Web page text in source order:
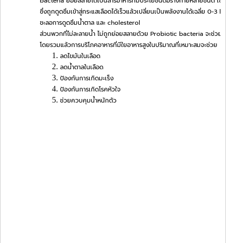
ซึ่งถูกดูดซึมเข้าสู่กระแสเลือดได้เร็วแล้วเปลี่ยนเป็นพลังงานได้เฉลี่ย 0-3
ชะลอการดูดซึมน้ำตาล และ cholesterol
ส่วนพวกที่ไม่ละลายน้ำ ไม่ถูกย่อยสลายด้วย Probiotic bacteria จะช่วยเ
โดยรวมแล้วการบริโภคอาหารที่มีใยอาหารสูงในปริมาณที่เหมาะสมจะช่วย
ลดไขมันในเลือด
ลดน้ำตาลในเลือด
ป้องกันการเกิดมะเร็ง
ป้องกันการเกิดโรคหัวใจ
ช่วยควบคุมน้ำหนักตัว